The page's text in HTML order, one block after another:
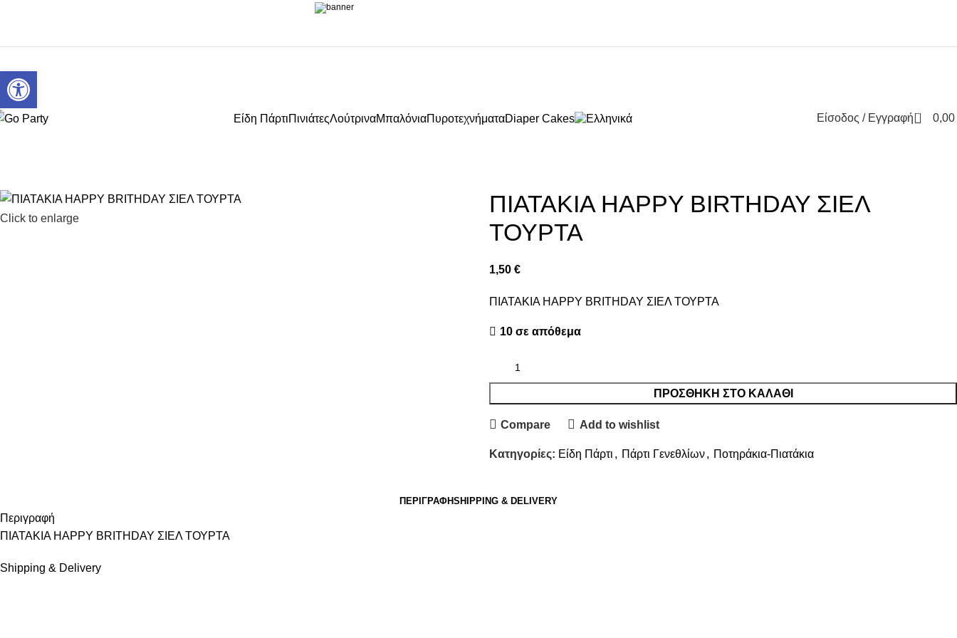
Είδη ΠάρτιΠινιάτεςΛούτριναΜπαλόνιαΠυροτεχνήματαDiaper Cakes Είσοδος / Εγγραφή 0 0,00
Click to enlarge
ΠΙΑΤΑΚΙΑ HAPPY BIRTHDAY ΣΙΕΛ
ΤΟΥΡΤΑ
1,50 €
ΠΙΑΤΑΚΙΑ HAPPY BRITHDAY ΣΙΕΛ ΤΟΥΡΤΑ
10 σε απόθεμα
ΠΡΟΣΘΉΚΗ ΣΤΟ ΚΑΛΆΘΙ
Compare Add to wishlist
Κατηγορίες: Είδη Πάρτι , Πάρτι Γενεθλίων, Ποτηράκια-Πιατάκια
ΠΕΡΙΓΡΑΦΉSHIPPING & DELIVERY
Περιγραφή
ΠΙΑΤΑΚΙΑ HAPPY BRITHDAY ΣΙΕΛ ΤΟΥΡΤΑ
Shipping & Delivery
Ανοίξτε τη γραμμή εργαλείων